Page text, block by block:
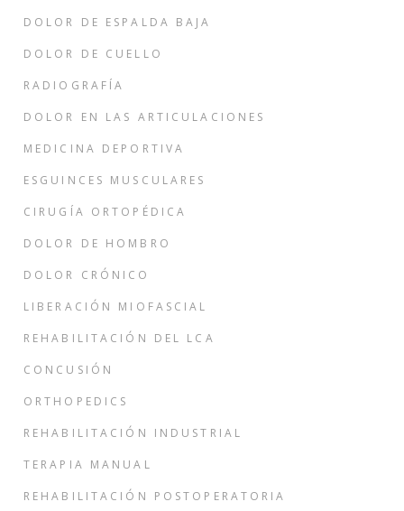
DOLOR DE ESPALDA BAJA
DOLOR DE CUELLO
RADIOGRAFÍA
DOLOR EN LAS ARTICULACIONES
MEDICINA DEPORTIVA
ESGUINCES MUSCULARES
CIRUGÍA ORTOPÉDICA
DOLOR DE HOMBRO
DOLOR CRÓNICO
LIBERACIÓN MIOFASCIAL
REHABILITACIÓN DEL LCA
CONCUSIÓN
ORTHOPEDICS
REHABILITACIÓN INDUSTRIAL
TERAPIA MANUAL
REHABILITACIÓN POSTOPERATORIA